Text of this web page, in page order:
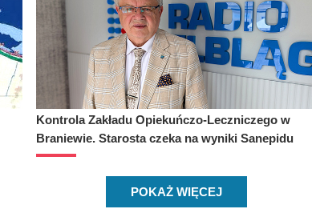
Kontrola Zakładu Opiekuńczo-Leczniczego w
Braniewie. Starosta czeka na wyniki Sanepidu
POKAŻ WIĘCEJ